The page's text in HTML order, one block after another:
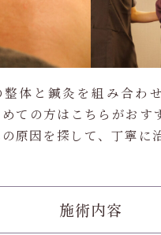
整体と鍼灸を組み合わ
ての方はこちらがおす
原因を探して、丁寧に
施術内容